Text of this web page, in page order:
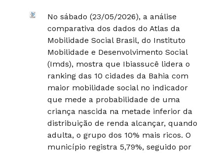
No sábado (23/05/2026), a análise
comparativa dos dados do Atlas da
Mobilidade Social Brasil, do Instituto
Mobilidade e Desenvolvimento Social
(Imds), mostra que Ibiassucê lidera o
ranking das 10 cidades da Bahia com
maior mobilidade social no indicador
que mede a probabilidade de uma
criança nascida na metade inferior da
distribuição de renda alcançar, quando
adulta, o grupo dos 10% mais ricos. O
município registra 5,79%, seguido por